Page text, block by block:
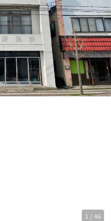
1 / 46